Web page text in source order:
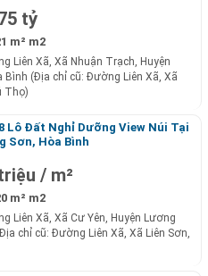
tỷ
m² m2
Liên Xã, Xã Nhuận Trạch, Huyện
Bình (Địa chỉ cũ: Đường Liên Xã, Xã
Thọ)
Lô Đất Nghỉ Dưỡng View Núi Tại
Sơn, Hòa Bình
/ m²
m² m2
Liên Xã, Xã Cư Yên, Huyện Lương
chỉ cũ: Đường Liên Xã, Xã Liên Sơn,